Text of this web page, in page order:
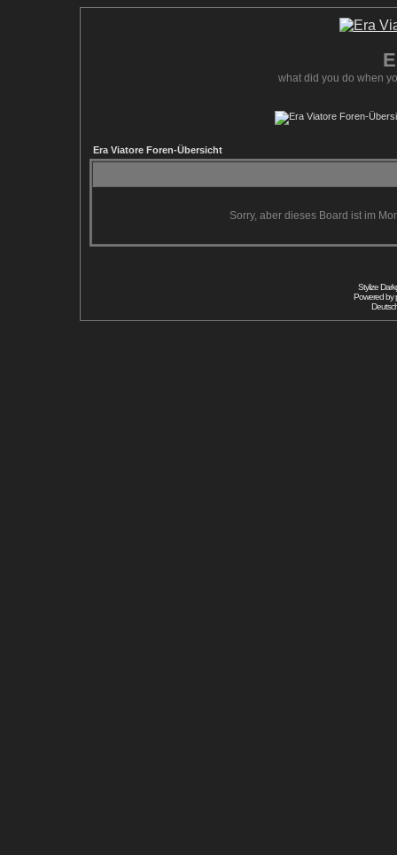
what did you do when
Era Viatore Foren-Übersicht
Sorry, aber dieses Board ist im
Stylize
Powered by